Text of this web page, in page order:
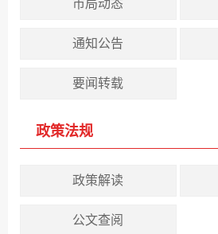
市局动态
通知公告
要闻转载
政策法规
政策解读
公文查阅